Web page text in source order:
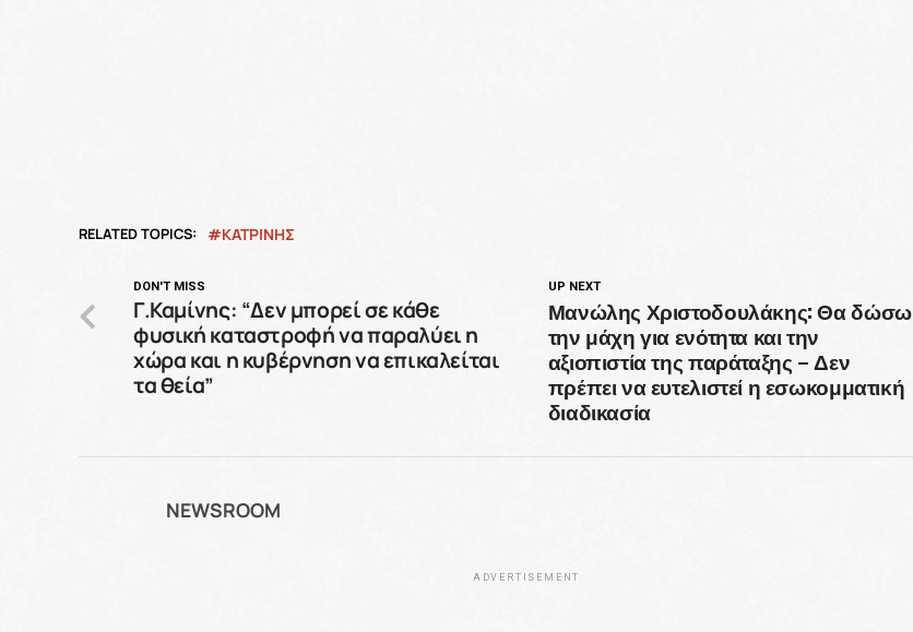
RELATED TOPICS: ΚΑΤΡΙΝΗΣ
UP NEXT
Μανώλης Χριστοδουλάκης: Θα δώσω
την μάχη για ενότητα και την
αξιοπιστία της παράταξης – Δεν
πρέπει να ευτελιστεί η εσωκομματική
διαδικασία
DON'T MISS
Γ.Καμίνης: “Δεν μπορεί σε κάθε
φυσική καταστροφή να παραλύει η
χώρα και η κυβέρνηση να επικαλείται
τα θεία”
NEWSROOM
ADVERTISEMENT